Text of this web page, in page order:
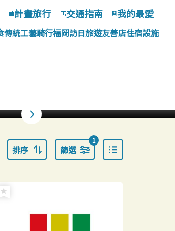
計畫旅行 交通指南 我的最愛
傳統工藝騎行福岡訪日旅遊友善店住宿設施
排序 篩選
1